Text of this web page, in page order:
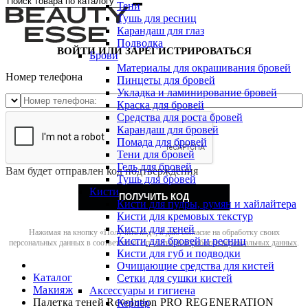
Тени
Тушь для ресниц
Карандаш для глаз
Подводка
Брови
Материалы для окрашивания бровей
Пинцеты для бровей
Укладка и ламинирование бровей
Краска для бровей
Средства для роста бровей
Карандаш для бровей
Помада для бровей
Тени для бровей
Гель для бровей
Тушь для бровей
Кисти
Кисти для пудры, румян и хайлайтера
Кисти для кремовых текстур
Кисти для теней
Кисти для бровей и ресниц
Кисти для губ и подводки
Очищающие средства для кистей
Сетки для сушки кистей
Аксессуары и гигиена
Керлер
ВОЙТИ ИЛИ ЗАРЕГИСТРИРОВАТЬСЯ
Номер телефона
Вам будет отправлен код подтверждения
ПОЛУЧИТЬ КОД
Нажимая на кнопку «Получить код», я даю согласие на обработку своих
персональных данных в соответствии сполитикой обработки персональных данных.
Каталог
Макияж
Палетка теней Revolution PRO REGENERATION